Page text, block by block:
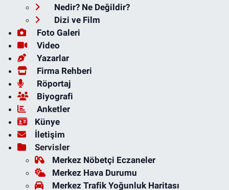
Nedir? Ne Değildir?
Dizi ve Film
Foto Galeri
Video
Yazarlar
Firma Rehberi
Röportaj
Biyografi
Anketler
Künye
İletişim
Servisler
Merkez Nöbetçi Eczaneler
Merkez Hava Durumu
Merkez Trafik Yoğunluk Haritası